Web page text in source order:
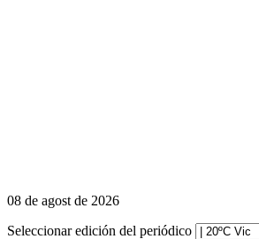
08 de agost de 2026
Seleccionar edición del periódico